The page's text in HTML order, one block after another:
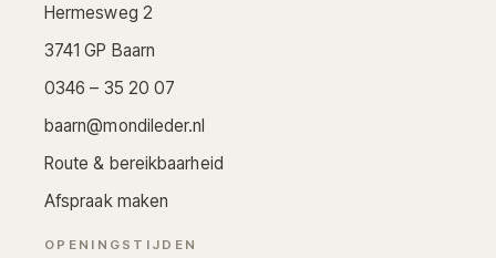
Hermesweg 2
3741 GP Baarn
0346 – 35 20 07
baarn@mondileder.nl
Route & bereikbaarheid
Afspraak maken
OPENINGSTIJDEN